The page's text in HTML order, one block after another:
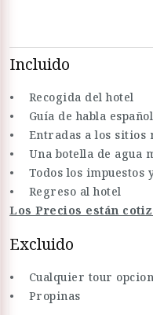
Incluido
• Recogida del hotel
• Guía de habla
• Entradas a los sitios
• Una botella de agua
• Todos los impuestos
• Regreso al hotel
Los Precios están
Excluido
• Cualquier tour
• Propinas